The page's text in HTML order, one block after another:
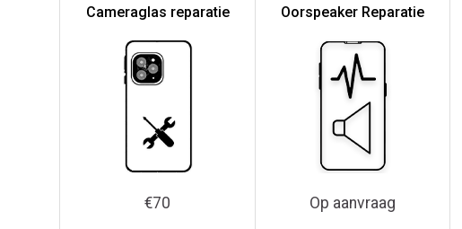
Cameraglas reparatie
€70
Oorspeaker Reparatie
Op aanvraag